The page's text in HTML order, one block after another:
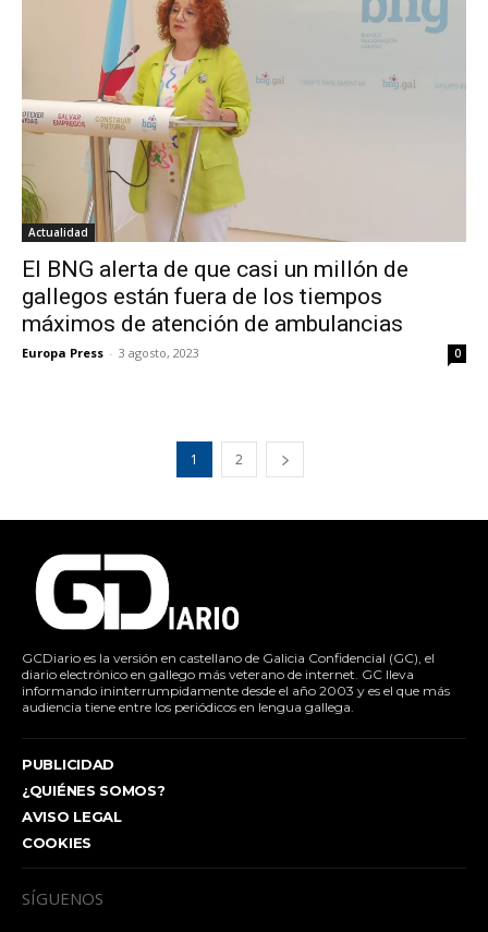
Actualidad
El BNG alerta de que casi un millón de
gallegos están fuera de los tiempos
máximos de atención de ambulancias
Europa Press - 3 agosto, 2023 0
1 2
GCDiario es la versión en castellano de Galicia Confidencial (GC), el
diario electrónico en gallego más veterano de internet. GC lleva
informando ininterrumpidamente desde el año 2003 y es el que más
audiencia tiene entre los periódicos en lengua gallega.
PUBLICIDAD
¿QUIÉNES SOMOS?
AVISO LEGAL
COOKIES
SÍGUENOS